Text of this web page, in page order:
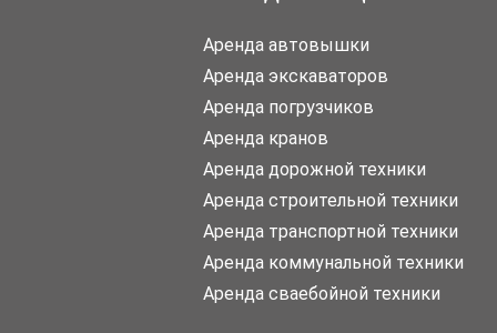
Аренда автовышки
Аренда экскаваторов
Аренда погрузчиков
Аренда кранов
Аренда дорожной техники
Аренда строительной техники
Аренда транспортной техники
Аренда коммунальной техники
Аренда сваебойной техники